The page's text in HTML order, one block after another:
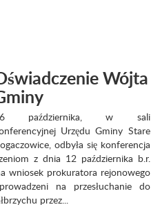
Wójta
października, w sali
Urzędu Gminy Stare
odbyła się konferencja
z dnia 12 października b.r.
wniosek prokuratora rejonowego
na przesłuchanie do
przez...